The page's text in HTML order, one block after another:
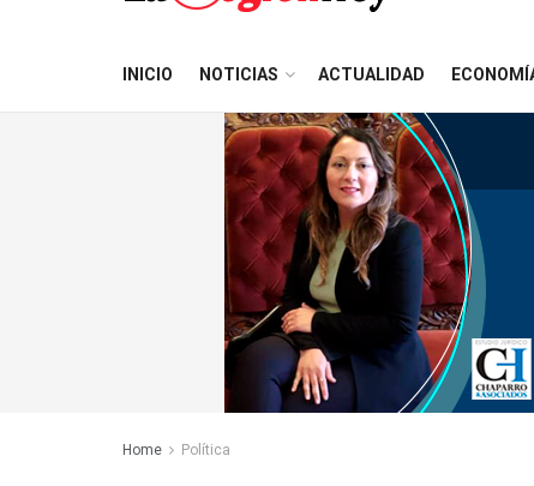
INICIO NOTICIAS ACTUALIDAD
Home Política